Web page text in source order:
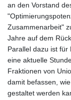
an den Vorstand
Zusammenarbeit"
Jahre auf dem
Parallel dazu ist
eine aktuelle
Fraktionen von
damit befassen,
gestaltet werden